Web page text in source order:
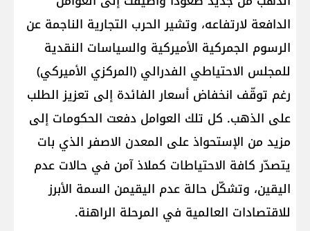
الدافعة لارتفاعه، وتشير الحرب التجارية الناجمة عن
الرسوم الجمركية الأميركية والسياسات النقدية
للمجلس الاحتياطي الفدرالي (المركزي الأميركي)
رغم توقّف انخفاض أسعار الفائدة إلى تعزيز الطلب
على الذهب. كل تلك العوامل دفعت الحكومات إلى
مزيد من الإستحواذ على المعدن الاصفر الذي بات
يتصدّر كافة الاحتياطات كملاذ آمن في حالات عدم
اليقين، وتشكّل حالة عدم اليقيمن السمة الأبرز
للاقتصادات العالمية في المرحلة الراهنة.